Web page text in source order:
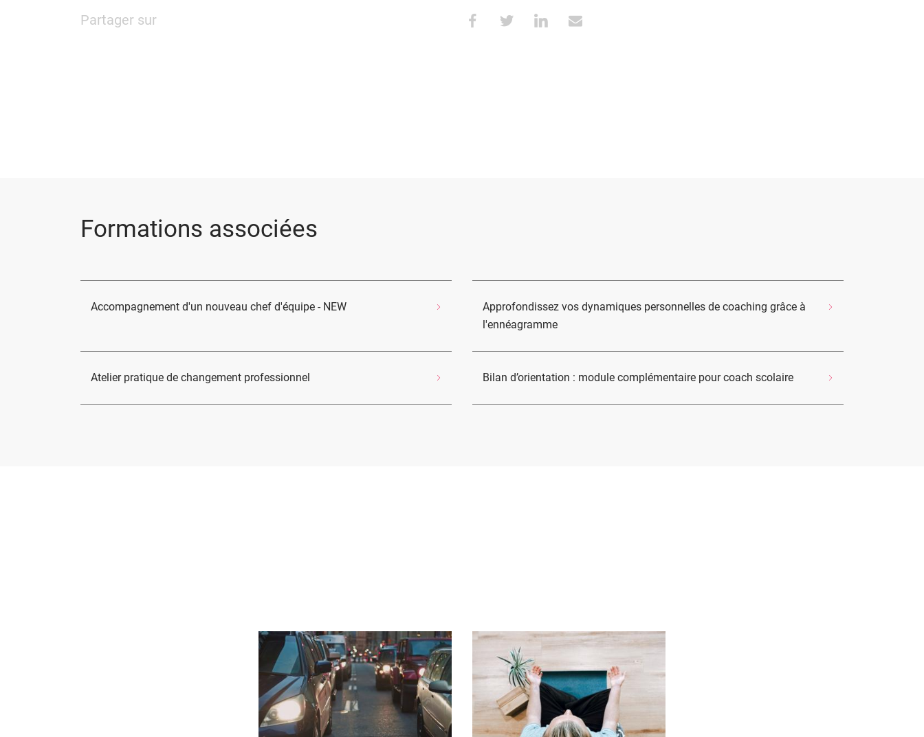
Partager sur
Formations associées
Accompagnement d'un nouveau chef d'équipe - NEW
Approfondissez vos dynamiques personnelles de coaching grâce à
l'ennéagramme
Atelier pratique de changement professionnel Bilan d’orientation : module complémentaire pour coach scolaire
Image Image